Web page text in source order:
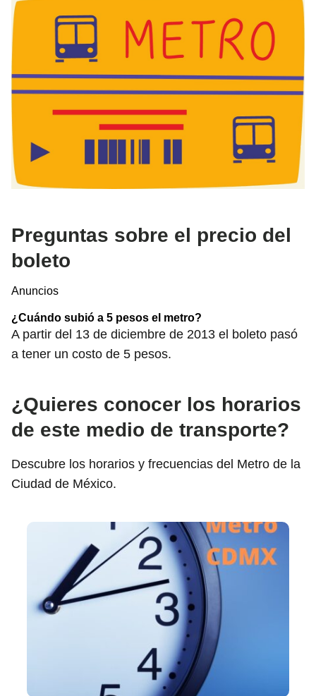
Preguntas sobre el precio del
boleto
Anuncios
¿Cuándo subió a 5 pesos el metro?
A partir del 13 de diciembre de 2013 el boleto pasó
a tener un costo de 5 pesos.
¿Quieres conocer los horarios
de este medio de transporte?
Descubre los horarios y frecuencias del Metro de la
Ciudad de México.